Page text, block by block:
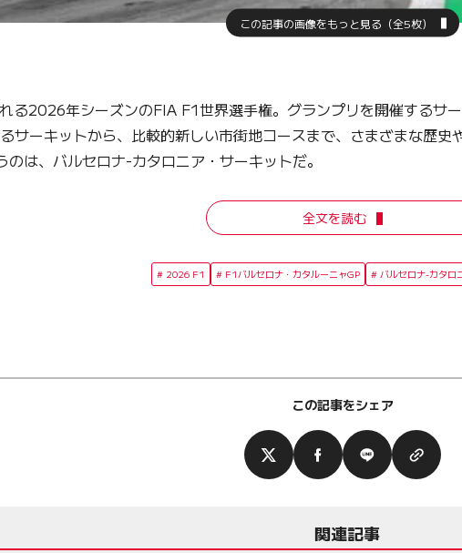
この記事の画像をもっと見る（全5枚）
る2026年シーズンのFIA F1世界選手権。グランプリを開催するサ
サーキットから、比較的新しい市街地コースまで、さまざまな歴
は、バルセロナ-カタロニア・サーキットだ。
全文を読む
2026 F1 F1バルセロナ・カタルーニャGP バルセロナ-カタロ
この記事をシェア
関連記事